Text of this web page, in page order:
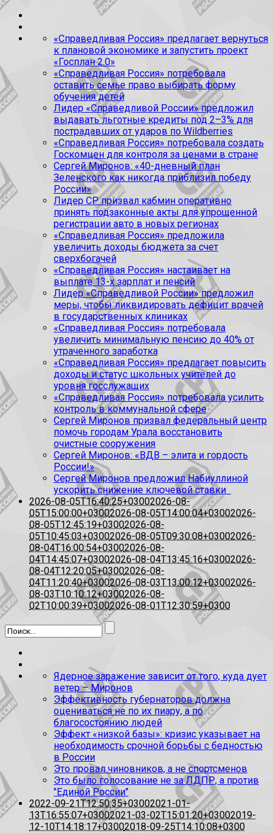
«Справедливая Россия» предлагает вернуться
к плановой экономике и запустить проект
«Госплан 2.0»
«Справедливая Россия» потребовала
оставить семье право выбирать форму
обучения детей
Лидер «Справедливой России» предложил
выдавать льготные кредиты под 2–3% для
пострадавших от ударов по Wildberries
«Справедливая Россия» потребовала создать
Госкомцен для контроля за ценами в стране
Сергей Миронов: «40-дневный план
Зеленского как никогда приблизил победу
России»
Лидер СР призвал кабмин оперативно
принять подзаконные акты для упрощенной
регистрации авто в новых регионах
«Справедливая Россия» предложила
увеличить доходы бюджета за счет
сверхбогачей
«Справедливая Россия» настаивает на
выплате 13-х зарплат и пенсий
Лидер «Справедливой России» предложил
меры, чтобы ликвидировать дефицит врачей
в государственных клиниках
«Справедливая Россия» потребовала
увеличить минимальную пенсию до 40% от
утраченного заработка
«Справедливая Россия» предлагает повысить
доходы и статус школьных учителей до
уровня госслужащих
«Справедливая Россия» потребовала усилить
контроль в коммунальной сфере
Сергей Миронов призвал федеральный центр
помочь городам Урала восстановить
очистные сооружения
Сергей Миронов: «ВДВ – элита и гордость
России!»
Сергей Миронов предложил Набиуллиной
ускорить снижение ключевой ставки
2026-08-05T16:40:25+03002026-08-
05T15:00:00+03002026-08-05T14:00:04+03002026-
08-05T12:45:19+03002026-08-
05T10:45:03+03002026-08-05T09:30:08+03002026-
08-04T16:00:54+03002026-08-
04T14:45:07+03002026-08-04T13:45:16+03002026-
08-04T12:20:05+03002026-08-
04T11:20:40+03002026-08-03T13:00:12+03002026-
08-03T10:10:12+03002026-08-
02T10:00:39+03002026-08-01T12:30:59+0300
Ядерное заражение зависит от того, куда дует
ветер – Миронов
Эффективность губернаторов должна
оцениваться не по их пиару, а по
благосостоянию людей
Эффект «низкой базы»: кризис указывает на
необходимость срочной борьбы с бедностью
в России
Это провал чиновников, а не спортсменов
Это было голосование не за ЛДПР, а против
"Единой России"
2022-09-21T12:50:35+03002021-01-
13T16:55:07+03002021-03-02T15:01:20+03002019-
12-10T14:18:17+03002018-09-25T14:10:08+0300